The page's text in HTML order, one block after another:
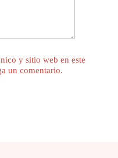
y sitio web en este
un comentario.